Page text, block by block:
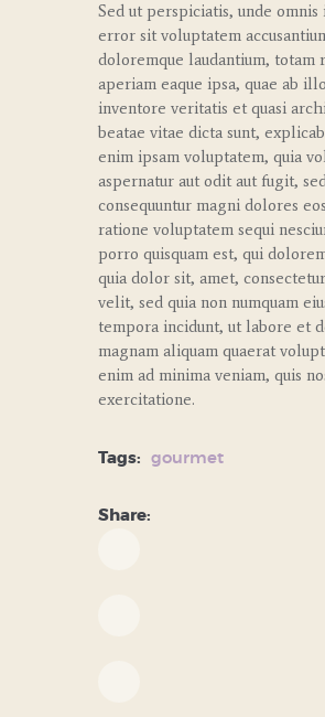
Sed ut perspiciatis, unde omnis
error sit voluptatem
doloremque laudantium, totam
aperiam eaque ipsa, quae ab illo
inventore veritatis et quasi
beatae vitae dicta sunt,
enim ipsam voluptatem, quia
aspernatur aut odit aut fugit,
consequuntur magni dolores
ratione voluptatem sequi
porro quisquam est, qui
quia dolor sit, amet,
velit, sed quia non numquam
tempora incidunt, ut labore et
magnam aliquam quaerat
enim ad minima veniam, quis
exercitatione.
Tags: gourmet
Share: